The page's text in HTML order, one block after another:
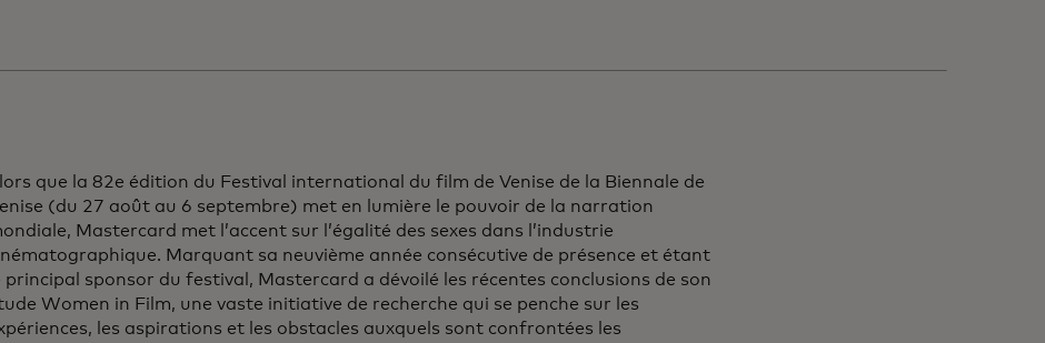
que la 82e édition du Festival international du film de Venise de la Biennale de
(du 27 août au 6 septembre) met en lumière le pouvoir de la narration
Mastercard met l’accent sur l’égalité des sexes dans l’industrie
Marquant sa neuvième année consécutive de présence et étant
principal sponsor du festival, Mastercard a dévoilé les récentes conclusions de son
Women in Film, une vaste initiative de recherche qui se penche sur les
les aspirations et les obstacles auxquels sont confrontées les